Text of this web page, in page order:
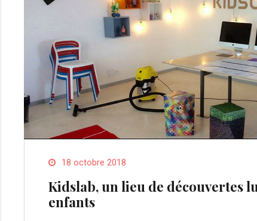
18 octobre 2018
Kidslab, un lieu de découvertes
enfants